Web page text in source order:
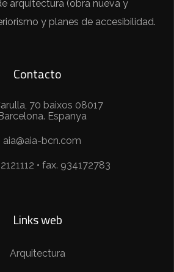
arquitectura (obra nueva y
y planes de accesibilidad.
Contacto
70 baixos 08017
Espanya
aia@aia-bcn.com
• fax. 934172783
Links web
Arquitectura